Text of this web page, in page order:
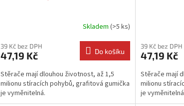
Skladem (>5 ks)
39 Kč bez DPH
47,19 Kč Do košíku
Stěrače mají dlouhou životnost, až 1,5
milionu stíracích pohybů, grafitová gumička
je vyměnitelná.
39 Kč bez DPH
47,19 Kč
Stěrače mají
milionu
je